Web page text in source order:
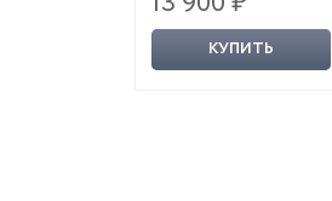
КУПИТЬ